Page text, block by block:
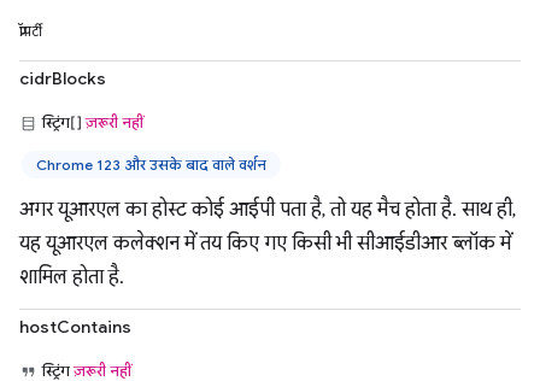
प्रॉपर्टी
cidrBlocks
स्ट्रिंग[]ज़रूरी नहीं
Chrome 123 और उसके बाद वाले वर्शन
अगर यूआरएल का होस्ट कोई आईपी पता है, तो यह मैच होता है. साथ ही,
यह यूआरएल कलेक्शन में तय किए गए किसी भी सीआईडीआर ब्लॉक में
शामिल होता है.
hostContains
स्ट्रिंगज़रूरी नहीं